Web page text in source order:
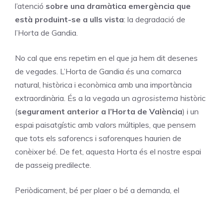
l’atenció sobre una dramàtica emergència que
està produint-se a ulls vista: la degradació de
l’Horta de Gandia.
No cal que ens repetim en el que ja hem dit desenes
de vegades. L’Horta de Gandia és una comarca
natural, històrica i econòmica amb una importància
extraordinària. És a la vegada un agrosistema històric
(segurament anterior a l’Horta de València) i un
espai paisatgístic amb valors múltiples, que pensem
que tots els saforencs i saforenques haurien de
conèixer bé. De fet, aquesta Horta és el nostre espai
de passeig predilecte.
Periòdicament, bé per plaer o bé a demanda, el